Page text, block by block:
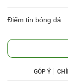
Điểm tin bóng đá
GÓP Ý